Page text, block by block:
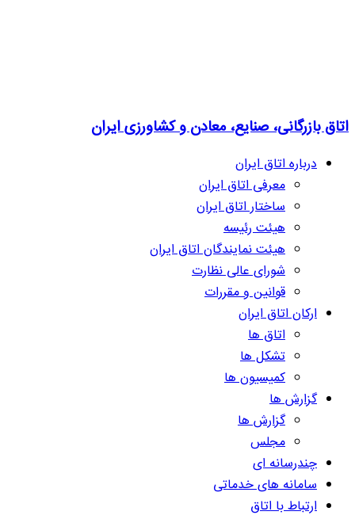
اتاق بازرگانی، صنایع، معادن و کشاورزی ایران
درباره اتاق ایران
معرفی اتاق ایران
ساختار اتاق ایران
هیئت رئیسه
هیئت نمایندگان اتاق ایران
شورای عالی نظارت
قوانین و مقررات
ارکان اتاق ایران
اتاق ها
تشکل ها
کمیسیون ها
گزارش ها
گزارش ها
مجلس
چندرسانه ای
سامانه های خدماتی
ارتباط با اتاق